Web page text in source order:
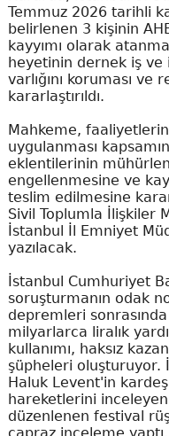
Temmuz 2026 tarihli
belirlenen 3 kişinin
kayyımı olarak
heyetinin dernek iş
varlığını koruması
kararlaştırıldı.
Mahkeme, faaliyetlerin
uygulanması
eklentilerinin
engellenmesine ve
teslim edilmesine
Sivil Toplumla İlişkiler
İstanbul İl Emniyet
yazılacak.
İstanbul Cumhuriyet
soruşturmanın odak
depremleri
milyarlarca liralık
kullanımı, haksız
şüpheleri oluşturuyor.
Haluk Levent'in
hareketlerini inceleyen
düzenlenen festival